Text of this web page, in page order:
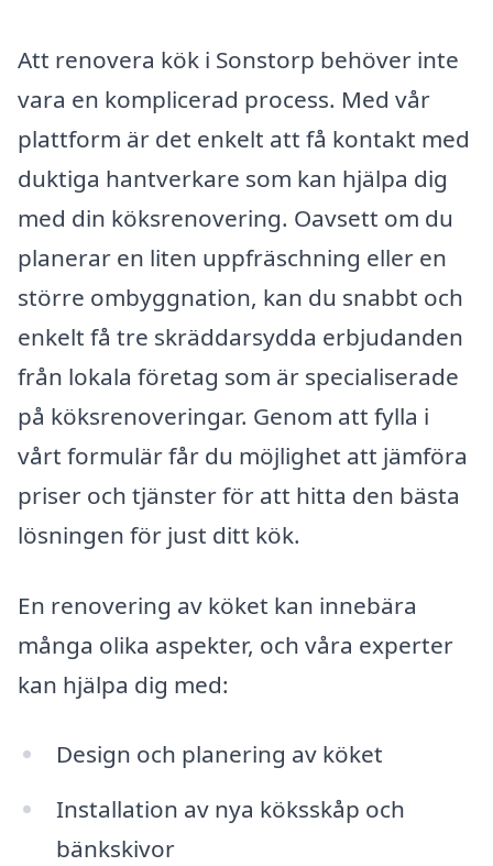
Att renovera kök i Sonstorp behöver inte
vara en komplicerad process. Med vår
plattform är det enkelt att få kontakt med
duktiga hantverkare som kan hjälpa dig
med din köksrenovering. Oavsett om du
planerar en liten uppfräschning eller en
större ombyggnation, kan du snabbt och
enkelt få tre skräddarsydda erbjudanden
från lokala företag som är specialiserade
på köksrenoveringar. Genom att fylla i
vårt formulär får du möjlighet att jämföra
priser och tjänster för att hitta den bästa
lösningen för just ditt kök.
En renovering av köket kan innebära
många olika aspekter, och våra experter
kan hjälpa dig med:
Design och planering av köket
Installation av nya köksskåp och
bänkskivor